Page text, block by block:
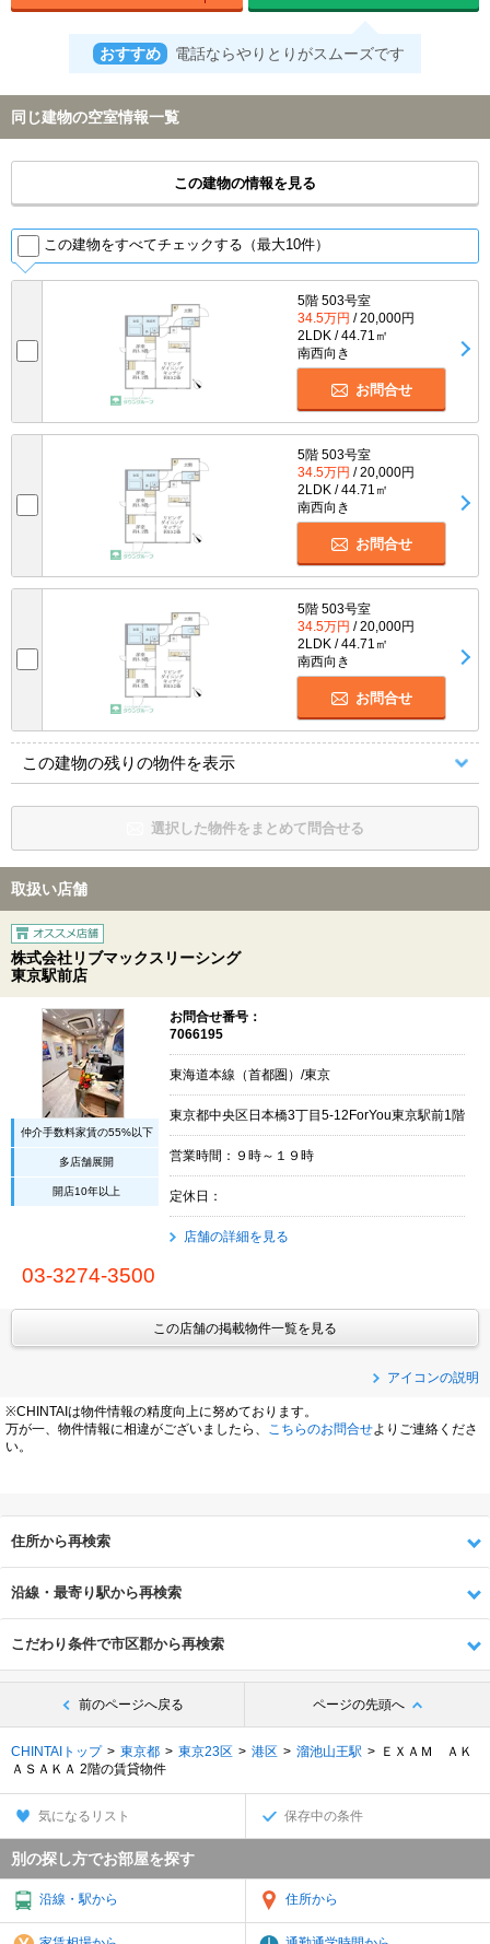
おすすめ 電話ならやりとりがスムーズです
同じ建物の空室情報一覧
この建物の情報を見る
この建物をすべてチェックする（最大10件）
5階 503号室
34.5万円 / 20,000円
2LDK / 44.71㎡
南西向き
お問合せ
5階 503号室
34.5万円 / 20,000円
2LDK / 44.71㎡
南西向き
お問合せ
5階 503号室
34.5万円 / 20,000円
2LDK / 44.71㎡
南西向き
お問合せ
この建物の残りの物件を表示
選択した物件をまとめて問合せる
取扱い店舗
株式会社リブマックスリーシング
東京駅前店
仲介手数料家賃の55%以下
多店舗展開
開店10年以上
お問合せ番号：
7066195
東海道本線（首都圏）/東京
東京都中央区日本橋3丁目5-12ForYou東京駅前1階
営業時間：９時～１９時
定休日：
店舗の詳細を見る
03-3274-3500
この店舗の掲載物件一覧を見る
アイコンの説明
※CHINTAIは物件情報の精度向上に努めております。
万が一、物件情報に相違がございましたら、
こちらのお問合せよりご連絡くださ
い。
住所から再検索
沿線・最寄り駅から再検索
こだわり条件で市区郡から再検索
前のページへ戻る ページの先頭へ
CHINTAIトップ 東京都 東京23区 港区 溜池山王駅
ＥＸＡＭ ＡＫ
ＡＳＡＫＡ 2階の賃貸物件
気になるリスト 保存中の条件
別の探し方でお部屋を探す
沿線・駅から 住所から